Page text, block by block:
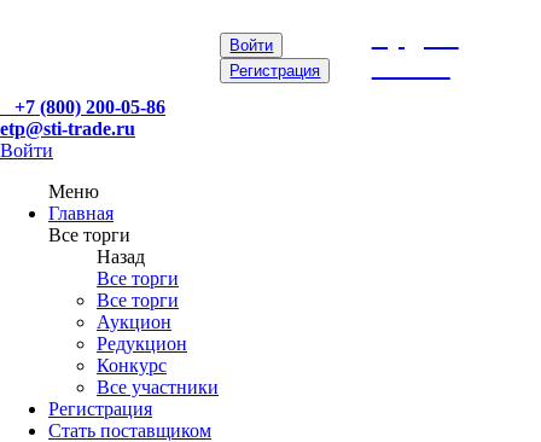
Войти
Регистрация
+7 (800) 200-05-86
etp@sti-trade.ru
Войти
Меню
Главная
Все торги
Назад
Все торги
Все торги
Аукцион
Редукцион
Конкурс
Все участники
Регистрация
Стать поставщиком